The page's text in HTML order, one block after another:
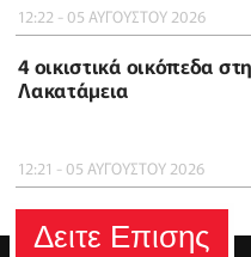
12:22 - 05 ΑΥΓΟΥΣΤΟΥ 2026
4 οικιστικά οικόπεδα
Λακατάμεια
12:21 - 05 ΑΥΓΟΥΣΤΟΥ 2026
Δειτε Επισης